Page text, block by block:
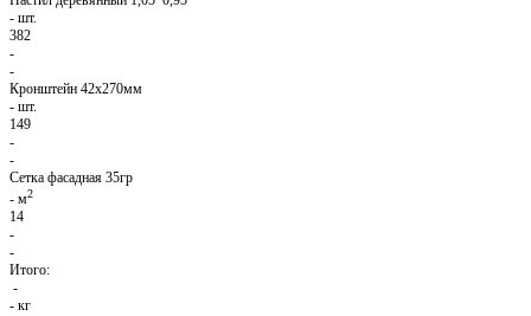
- шт.
382
-
-
Кронштейн 42х270мм
- шт.
149
-
-
Сетка фасадная 35гр
- м2
14
-
-
Итого:
-
- кг